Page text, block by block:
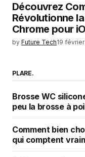
Découvrez
Révolutionne
Chrome pour
by Future Tech19
PLARE.
Brosse WC
peu la brosse à
Comment bien
qui comptent